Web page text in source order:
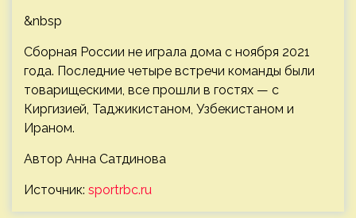
&nbsp
Сборная России не играла дома с ноября 2021
года. Последние четыре встречи команды были
товарищескими, все прошли в гостях — с
Киргизией, Таджикистаном, Узбекистаном и
Ираном.
Автор Анна Сатдинова
Источник: sportrbc.ru